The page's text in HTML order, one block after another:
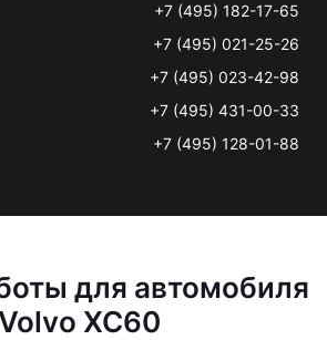
+7 (495) 182-17-65
+7 (495) 021-25-26
+7 (495) 023-42-98
+7 (495) 431-00-33
+7 (495) 128-01-88
для автомобиля
XC60